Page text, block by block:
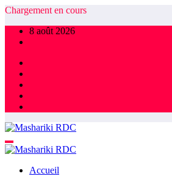
Chargement en cours
8 août 2026
Accueil